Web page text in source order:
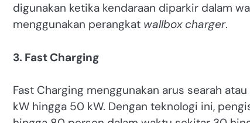
digunakan ketika kendaraan diparkir dalam
menggunakan perangkat wallbox charger.
3. Fast Charging
Fast Charging menggunakan arus searah atau
kW hingga 50 kW. Dengan teknologi ini,